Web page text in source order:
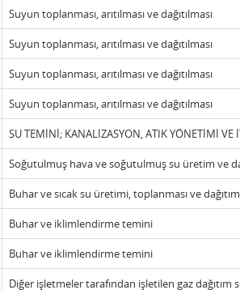
Suyun toplanması, arıtılması ve dağıtılması
Suyun toplanması, arıtılması ve dağıtılması
Suyun toplanması, arıtılması ve dağıtılması
Suyun toplanması, arıtılması ve dağıtılması
SU TEMİNİ; KANALİZASYON, ATIK YÖNETİMİ VE
Soğutulmuş hava ve soğutulmuş su üretim ve
Buhar ve sıcak su üretimi, toplanması ve
Buhar ve iklimlendirme temini
Buhar ve iklimlendirme temini
Diğer işletmeler tarafından işletilen gaz dağıtım